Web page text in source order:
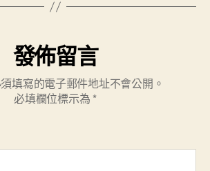
發佈留言
填寫的電子郵件地址不會公開。
必填欄位標示為 *